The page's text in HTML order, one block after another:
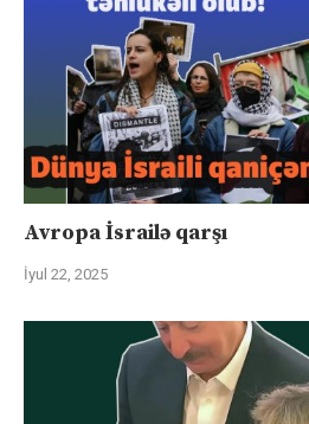
Avropa İsrailə qarşı
İyul 22, 2025